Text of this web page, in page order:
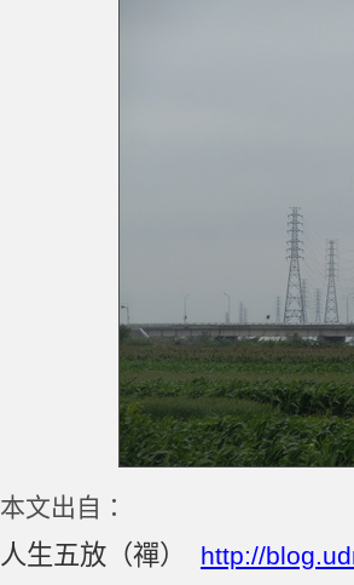
本文出自：
人生五放（禪） http://